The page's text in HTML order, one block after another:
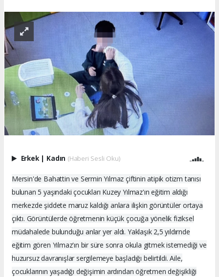
Erkek Kadın (Haberi Sesli Oku)
Mersin'de Bahattin ve Sermin Yılmaz çiftinin atipik otizm tanısı
bulunan 5 yaşındaki çocukları Kuzey Yılmaz'ın eğitim aldığı
merkezde şiddete maruz kaldığı anlara ilişkin görüntüler ortaya
çıktı. Görüntülerde öğretmenin küçük çocuğa yönelik fiziksel
müdahalede bulunduğu anlar yer aldı. Yaklaşık 2,5 yıldırnde
eğitim gören Yılmaz'ın bir süre sonra okula gitmek istemediği ve
huzursuz davranışlar sergilemeye başladığı belirtildi. Aile,
çocuklarının yaşadığı değişimin ardından öğretmen değişikliği